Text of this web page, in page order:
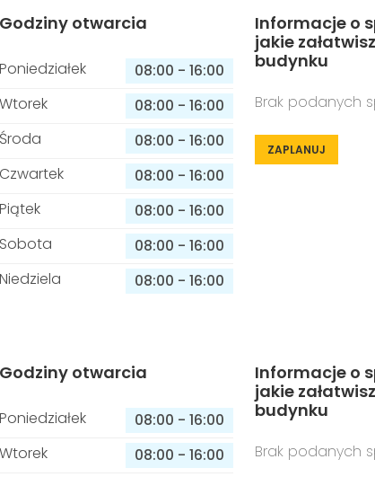
Godziny otwarcia
Poniedziałek 08:00 - 16:00
Wtorek
08:00 - 16:00
Środa
08:00 - 16:00
Czwartek
08:00 - 16:00
Piątek
08:00 - 16:00
Sobota
08:00 - 16:00
Niedziela
08:00 - 16:00
Informacje o
jakie
budynku
Brak podanych
ZAPLANUJ
Godziny otwarcia
Poniedziałek 08:00 - 16:00
Wtorek
08:00 - 16:00
Informacje o
jakie
budynku
Brak podanych